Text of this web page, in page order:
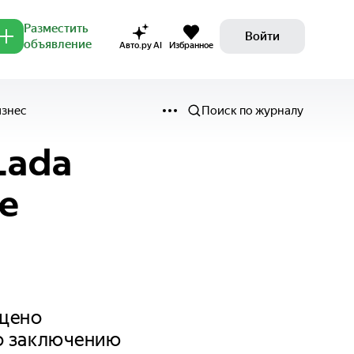
Разместить
объявление
Авто.ру AI Избранное
Войти
Поиск по журналу
заключению